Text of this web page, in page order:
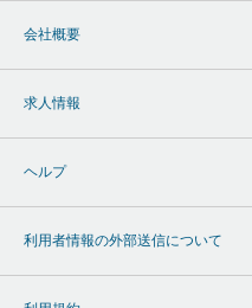
会社概要
求人情報
ヘルプ
利用者情報の外部送信について